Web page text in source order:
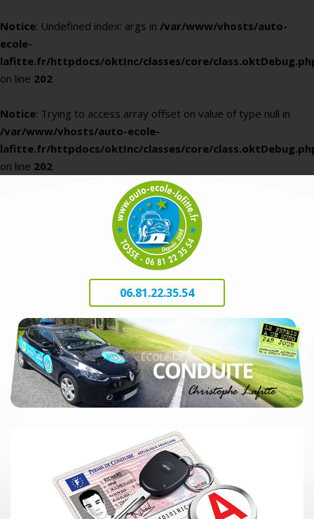
Notice: Undefined index: args in /var/www/vhosts/auto-
ecole-
lafitte.fr/httpdocs/oktInc/classes/core/
on line 202
Notice: Trying to access array offset on value of type null in
/var/www/vhosts/auto-ecole-
lafitte.fr/httpdocs/oktInc/classes/core/
on line 202
06.81.22.35.54